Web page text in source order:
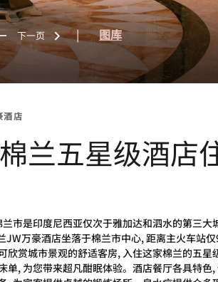
下一页
| 图库
酒店
兰五星级酒店
市是印度尼西亚仅次于雅加达和泗水的第三大
万豪酒店坐落于棉兰市中心, 距离主火车站
赏城市景观的舒适客房, 入住这家棉兰的五星
, 为您带来超凡酣眠体验。酒店餐厅各具特色,